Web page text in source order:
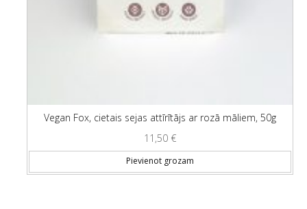
Vegan Fox, cietais sejas attīrītājs ar rozā māliem, 50g
11,50 €
Pievienot grozam